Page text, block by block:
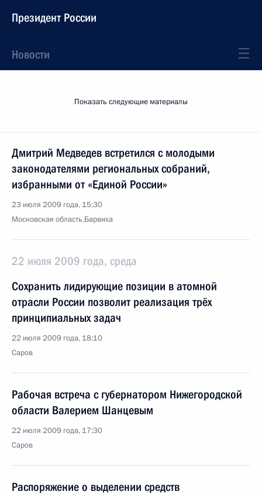
Президент России
Новости
Показать следующие материалы
Дмитрий Медведев встретился с молодыми
законодателями региональных собраний,
избранными от «Единой России»
23 июля 2009 года, 15:30
Московская область,Барвиха
22 июля 2009 года, среда
Сохранить лидирующие позиции в атомной
отрасли России позволит реализация трёх
принципиальных задач
22 июля 2009 года, 18:10
Саров
Рабочая встреча с губернатором Нижегородской
области Валерием Шанцевым
22 июля 2009 года, 17:30
Саров
Распоряжение о выделении средств